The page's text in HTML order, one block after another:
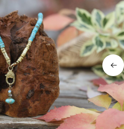
wear
it